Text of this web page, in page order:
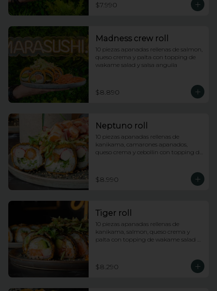
$7.990
Madness crew roll
10 piezas apanadas rellenas de salmon,
queso crema y palta con topping de
wakame salad y salsa anguila
$8.890
Neptuno roll
10 piezas apanadas rellenas de
kanikama, camarones apanados,
queso crema y cebollin con topping de
$8.990
Tiger roll
10 piezas apanadas rellenas de
kanikama, salmon, queso crema y
palta con topping de wakame salad y
$8.290